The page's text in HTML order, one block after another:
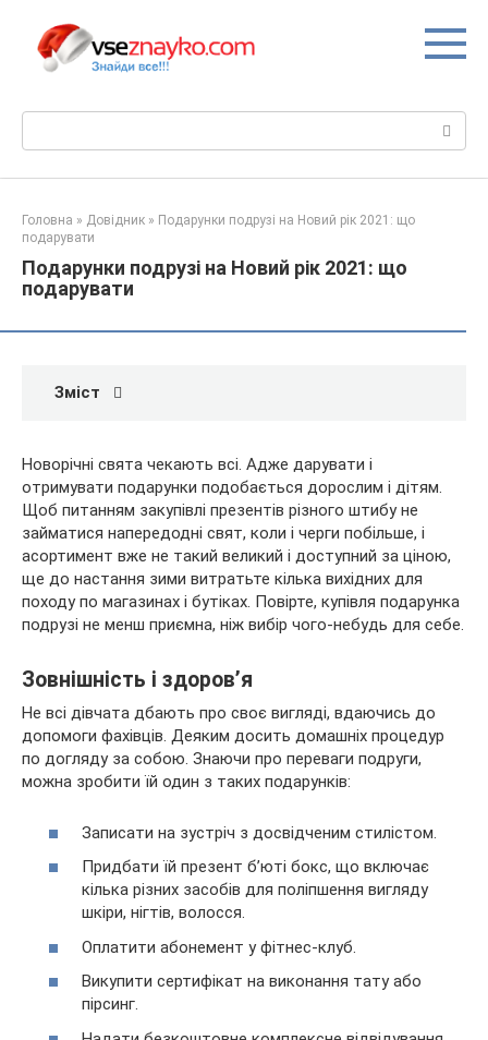
вмісту
Головна » Довідник » Подарунки подрузі на Новий рік 2021: що
подарувати
Подарунки подрузі на Новий рік 2021: що
подарувати
Зміст
Новорічні свята чекають всі. Адже дарувати і
отримувати подарунки подобається дорослим і дітям.
Щоб питанням закупівлі презентів різного штибу не
займатися напередодні свят, коли і черги побільше, і
асортимент вже не такий великий і доступний за ціною,
ще до настання зими витратьте кілька вихідних для
походу по магазинах і бутіках. Повірте, купівля подарунка
подрузі не менш приємна, ніж вибір чого-небудь для себе.
Зовнішність і здоров’я
Не всі дівчата дбають про своє вигляді, вдаючись до
допомоги фахівців. Деяким досить домашніх процедур
по догляду за собою. Знаючи про переваги подруги,
можна зробити їй один з таких подарунків:
Записати на зустріч з досвідченим стилістом.
Придбати їй презент б’юті бокс, що включає
кілька різних засобів для поліпшення вигляду
шкіри, нігтів, волосся.
Оплатити абонемент у фітнес-клуб.
Викупити сертифікат на виконання тату або
пірсинг.